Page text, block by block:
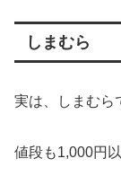
しまむら
実は、しまむら
値段も1,000円